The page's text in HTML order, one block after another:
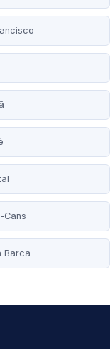
Cans
Barca